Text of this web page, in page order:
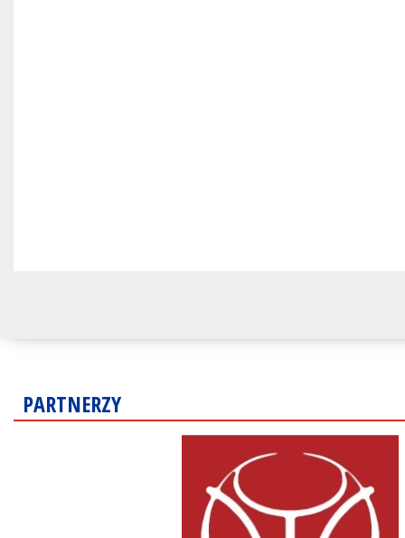
PARTNERZY